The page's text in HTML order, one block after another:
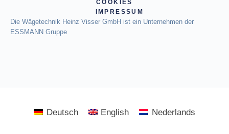
COOKIES
IMPRESSUM
Die Wägetechnik Heinz Visser GmbH ist ein Unternehmen der
ESSMANN Gruppe
Deutsch English Nederlands